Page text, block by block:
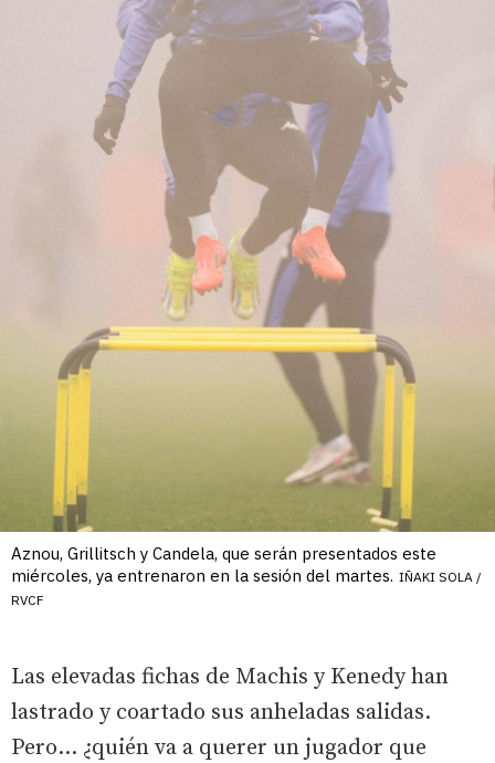
Aznou, Grillitsch y Candela, que serán presentados este
miércoles, ya entrenaron en la sesión del martes. IÑAKI SOLA /
RVCF
Las elevadas fichas de Machis y Kenedy han
lastrado y coartado sus anheladas salidas.
Pero... ¿quién va a querer un jugador que